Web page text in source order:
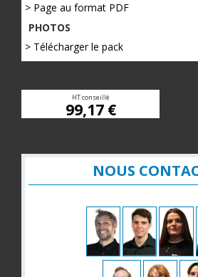
> Page au format PDF
PHOTOS
> Télécharger le pack
HT conseillé
99,17 €
NOUS